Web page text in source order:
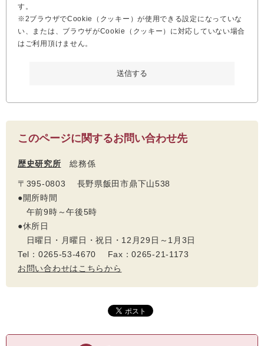
す。
※2ブラウザでCookie（クッキー）が使用できる設定になっていな
い、または、ブラウザがCookie（クッキー）に対応していない場合
はご利用頂けません。
このページに関するお問い合わせ先
歴史研究所 総務係
〒395-0803 長野県飯田市鼎下山538
●開所時間
午前9時～午後5時
●休所日
日曜日・月曜日・祝日・12月29日～1月3日
Tel：0265-53-4670 Fax：0265-21-1173
お問い合わせはこちらから